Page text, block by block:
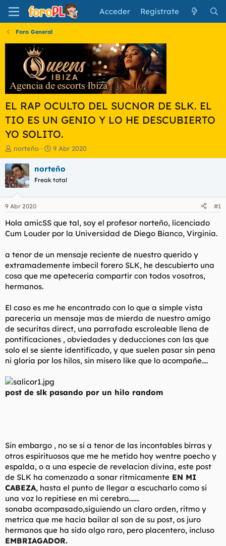
Acceder Regístrate
Foro General
EL RAP OCULTO DEL SUCNOR DE SLK. EL
TIO ES UN GENIO Y LO HE DESCUBIERTO
YO SOLITO.
I
n
i
c
i
a
d
o
r
e
t
e
m
a
norteño
F
e
c
a
i
n
c
o
9 Abr 2020
norteño
Freak total
9 Abr 2020 #1
Hola amicSS que tal, soy el profesor norteño, licenciado
Cum Louder por la Universidad de Diego Bianco, Virginia.
a tenor de un mensaje reciente de nuestro querido y
extramademente imbecil forero SLK, he descubierto una
cosa que me apeteceria compartir con todos vosotros,
hermanos.
El caso es me he encontrado con lo que a simple vista
pareceria un mensaje mas de mierda de nuestro amigo
de securitas direct, una parrafada escroleable llena de
pontificaciones , obviedades y deducciones con las que
solo el se siente identificado, y que suelen pasar sin pena
ni gloria por los hilos, sin misero like que lo acompañe....
post de slk pasando por un hilo random
Sin embargo , no se si a tenor de las incontables birras y
otros espirituosos que me he metido hoy wentre poecho y
espalda, o a una especie de revelacion divina, este post
de SLK ha comenzado a sonar ritmicamente EN MI
CABEZA, hasta el punto de llegar a escucharlo como si
una voz lo repitiese en mi cerebro.......
sonaba acompasado,siguiendo un claro orden, ritmo y
metrica que me hacia bailar al son de su post, os juro
hermanos que ha sido algo raro, pero placentero, incluso
EMBRIAGADOR.